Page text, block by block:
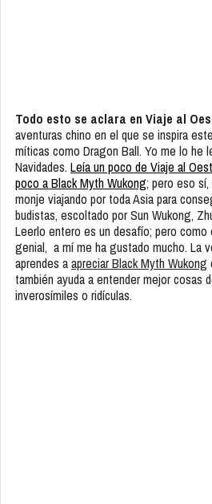
Todo esto se aclara en Viaje al
aventuras chino en el que se inspira
míticas como Dragon Ball. Yo me lo he
Navidades. Leía un poco de Viaje al
poco a Black Myth Wukong; pero eso
monje viajando por toda Asia para
budistas, escoltado por Sun Wukong,
Leerlo entero es un desafío; pero como
genial, a mí me ha gustado mucho. La
aprendes aapreciar Black Myth Wukong
también ayuda a entender mejor cosas
inverosímiles o ridículas.